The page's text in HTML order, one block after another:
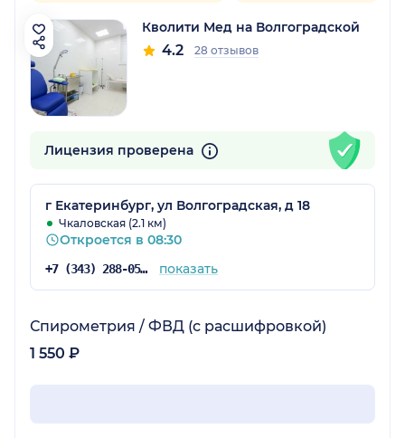
Кволити Мед на Волгоградской
4.2 28 отзывов
Лицензия проверена
г Екатеринбург, ул Волгоградская, д 18
Чкаловская (2.1 км)
Откроется в 08:30
+7 (343) 288-05-91 показать
Спирометрия / ФВД (с расшифровкой)
1 550 ₽